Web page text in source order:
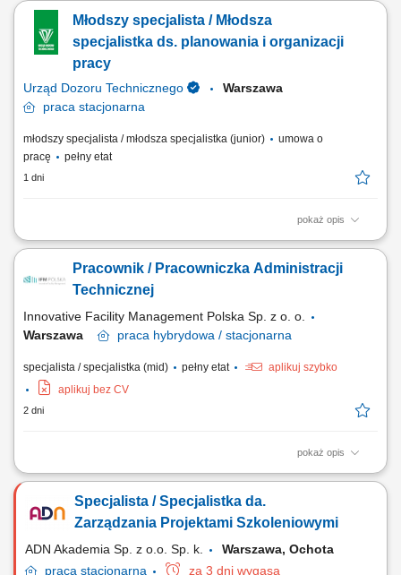
pacjentów przekazywanych przez oddziały szpitalne oraz ich
archiwizacja, przekazywanie do właściwych organów zgłoszeń
dotyczących urodzeń, zgonów oraz innych dokumentów – zgodnie z
przepisami obowiązującymi w tym zakresie,...
Młodszy specjalista / Młodsza
specjalistka ds. planowania i organizacji
pracy
Urząd Dozoru Technicznego
Warszawa
praca stacjonarna
młodszy specjalista / młodsza specjalistka (junior)
umowa o
pracę
pełny etat
1 dni
pokaż opis
Do Twoich zadań należeć będzie: Terminowe prowadzenie spraw
zajęć Kierownictwa Departamentu. Organizacja zagranicznych podróży
służbowych Kierownictwa Departamentu. Obsługa interesantów,
Pracownik / Pracowniczka Administracji
Technicznej
Innovative Facility Management Polska Sp. z o. o.
Warszawa
praca hybrydowa / stacjonarna
specjalista / specjalistka (mid) pełny etat
aplikuj szybko
aplikuj bez CV
2 dni
pokaż opis
Opis stanowiska Koordynowanie dokumentacji związanej z
zestawień zgodnie z obowiązującymi wymaganiami. Planowanie
terminów przeglądów oraz kontrola ich realizacji. Współpraca z
Specjalista / Specjalistka da.
Zarządzania Projektami Szkoleniowymi
ADN Akademia Sp. z o.o. Sp. k.
Warszawa, Ochota
praca stacjonarna za 3 dni wygasa